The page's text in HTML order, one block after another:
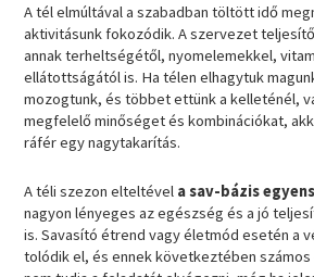
A tél elmúltával a szabadban töltött idő
aktivitásunk fokozódik. A szervezet
annak terheltségétől, nyomelemekkel,
ellátottságától is. Ha télen elhagytuk
mozogtunk, és többet ettünk a kelleténél,
megfelelő minőséget és kombinációkat,
ráfér egy nagytakarítás.
A téli szezon elteltével a sav-bázis
nagyon lényeges az egészség és a jó
is. Savasító étrend vagy életmód esetén a
tolódik el, és ennek következtében